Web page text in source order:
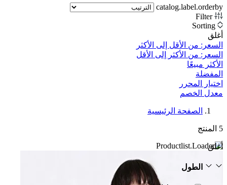
catalog.label.orderby
Filter
Sorting
أغلق
السعر: من الأقل إلى الأكثر
السعر: من الأكثر إلى الأقل
الأكثر مبيعًا
المفضلة
اختيار المحرر
معدل الخصم‎
الصفحة الرئيسية
5 المنتج
أغلق
الطول